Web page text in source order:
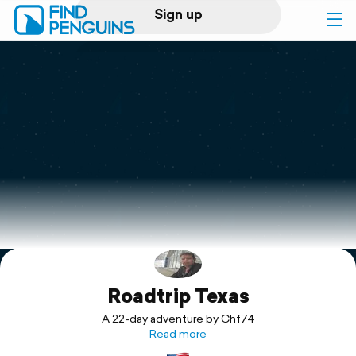
Sign up
Log in
Print a book
Flyover video
Explore
SupportRoadtrip Texas
A 22-day adventure by Chf74
Read more